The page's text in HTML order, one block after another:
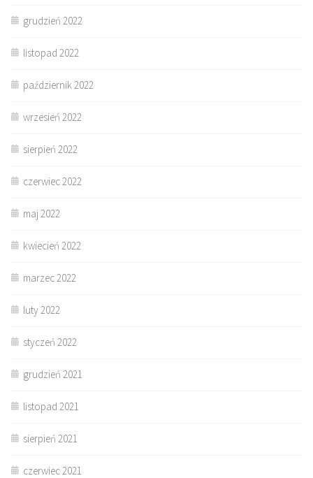
grudzień 2022
listopad 2022
październik 2022
wrzesień 2022
sierpień 2022
czerwiec 2022
maj 2022
kwiecień 2022
marzec 2022
luty 2022
styczeń 2022
grudzień 2021
listopad 2021
sierpień 2021
czerwiec 2021